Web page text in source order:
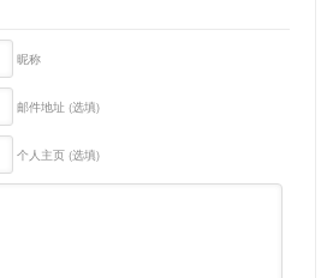
昵称
邮件地址 (选填)
个人主页 (选填)